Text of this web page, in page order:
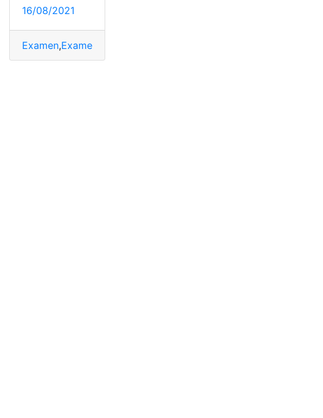
16/08/2021
Examen,Examen de ingreso